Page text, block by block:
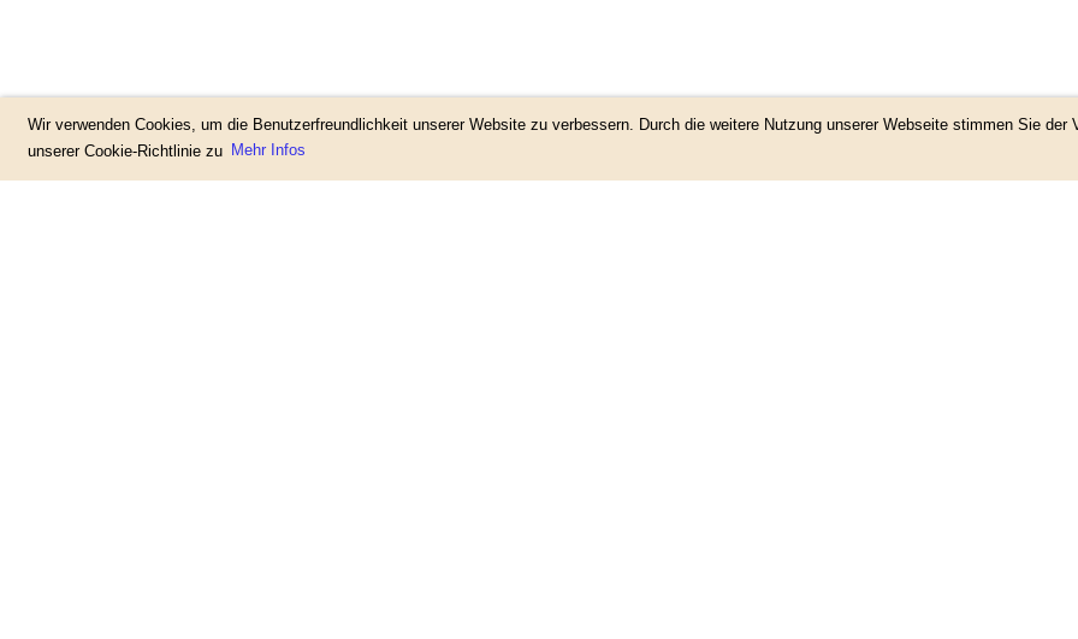
Wir verwenden Cookies, um die Benutzerfreundlichkeit unserer Website zu verbessern. Durch die weitere Nutzung unserer Webseite stimmen Sie der
unserer Cookie-Richtlinie zu Mehr Infos